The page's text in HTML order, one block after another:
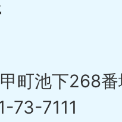
町池下268
73-7111